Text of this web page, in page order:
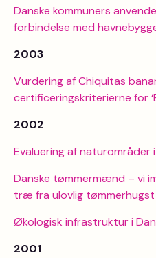
Danske kommuners
forbindelse med
2003
Vurdering af Chiquitas
certificeringskriterierne for
2002
Evaluering af naturområder
Danske tømmermænd – vi
træ fra ulovlig tømmerhugst
Økologisk infrastruktur i
2001